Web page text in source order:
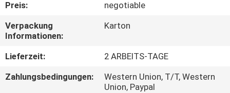
QUALITÄTSKONTROLLE
TRETEN
SIE
Preis:
negotiable
Verpackung
Informationen:
Karton
Lieferzeit:
2 ARBEITS-TAGE
Zahlungsbedingungen:
Western Union, T/T, Western
Union, Paypal